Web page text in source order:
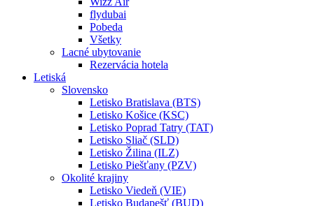
flydubai
Pobeda
Všetky
Lacné ubytovanie
Rezervácia hotela
Letiská
Slovensko
Letisko Bratislava (BTS)
Letisko Košice (KSC)
Letisko Poprad Tatry (TAT)
Letisko Sliač (SLD)
Letisko Žilina (ILZ)
Letisko Piešťany (PZV)
Okolité krajiny
Letisko Viedeň (VIE)
Letisko Budapešť (BUD)